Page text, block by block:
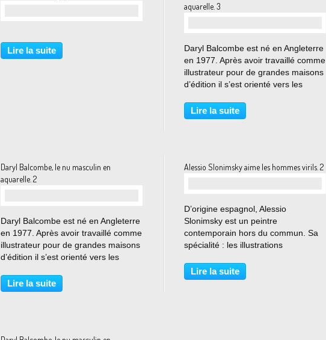
Lire la suite
aquarelle. 3
Daryl Balcombe est né en Angleterre
en 1977. Après avoir travaillé comme
illustrateur pour de grandes maisons
d’édition il s’est orienté vers les
dans de nombreuses expositions en
Angleterre et régulièrement dans
Lire la suite
Daryl Balcombe, le nu masculin en
aquarelle. 2
Daryl Balcombe est né en Angleterre
en 1977. Après avoir travaillé comme
illustrateur pour de grandes maisons
d’édition il s’est orienté vers les
dans de nombreuses expositions en
Angleterre et régulièrement dans
Lire la suite
Alessio Slonimsky aime les hommes virils. 2
D’origine espagnol, Alessio
Slonimsky est un peintre
contemporain hors du commun. Sa
spécialité : les illustrations
en scène des hommes nus dans
l'intimité de leur quotidien, en
Lire la suite